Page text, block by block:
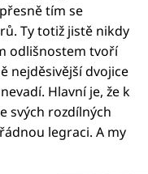
tím se
Ty totiž jistě nikdy
odlišnostem tvoří
nejděsivější dvojice
Hlavní je, že k
svých rozdílných
legraci. A my